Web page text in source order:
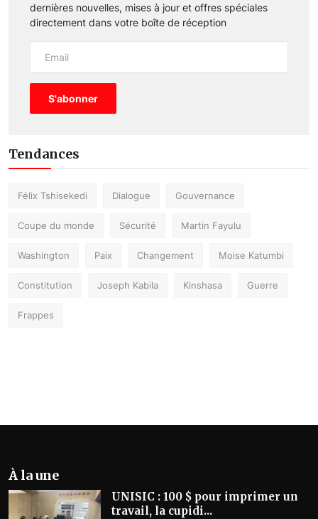
dernières nouvelles, mises à jour et offres spéciales
directement dans votre boîte de réception
S'abonner
Tendances
Félix Tshisekedi Dialogue Gouvernance
Coupe du monde Sécurité Martin Fayulu
Washington Paix Changement Moise Katumbi
Constitution Joseph Kabila Kinshasa Guerre
Frappes
À la une
UNISIC : 100 $ pour imprimer un
travail, la cupidi...